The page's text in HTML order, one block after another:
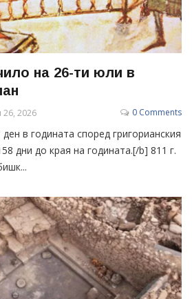
на 26-ти юли в
2026 0 Comments
в годината според григорианския
дни до края на годината.[/b] 811 г.